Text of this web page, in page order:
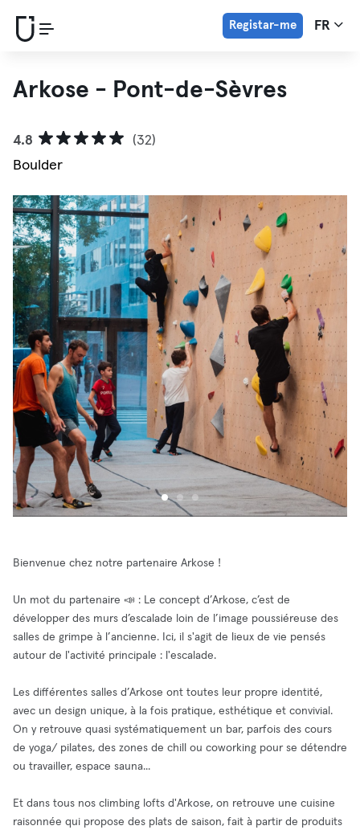
Registar-me FR
Arkose - Pont-de-Sèvres
4.8
(32)
Boulder
Bienvenue chez notre partenaire Arkose !
Un mot du partenaire 📣 : Le concept d’Arkose, c’est de
développer des murs d’escalade loin de l’image poussiéreuse des
salles de grimpe à l’ancienne. Ici, il s'agit de lieux de vie pensés
autour de l'activité principale : l'escalade.
Les différentes salles d’Arkose ont toutes leur propre identité,
avec un design unique, à la fois pratique, esthétique et convivial.
On y retrouve quasi systématiquement un bar, parfois des cours
de yoga/ pilates, des zones de chill ou coworking pour se détendre
ou travailler, espace sauna...
Et dans tous nos climbing lofts d'Arkose, on retrouve une cuisine
raisonnée qui propose des plats de saison, fait à partir de produits